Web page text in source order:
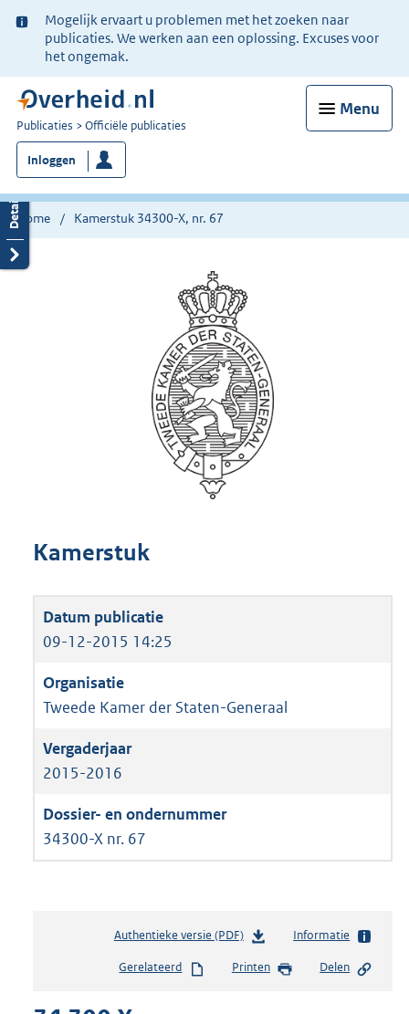
Ter
informatie:
Mogelijk ervaart u problemen met het zoeken naar
publicaties. We werken aan een oplossing. Excuses voor
het ongemak.
Menu
U
bent
nu
hier:
Publicaties Officiële publicaties
Inloggen
Home Kamerstuk 34300-X, nr. 67
Kamerstuk
09-12-2015 14:25
Tweede Kamer der Staten-Generaal
2015-2016
34300-X nr. 67
Authentieke versie (PDF)b
s
Informatie
Gerelateerd Printen Delen